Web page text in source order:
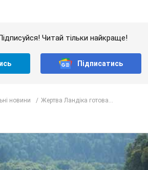
Читай тільки найкраще!
Підписатись
новини Жертва Ландіка готова...